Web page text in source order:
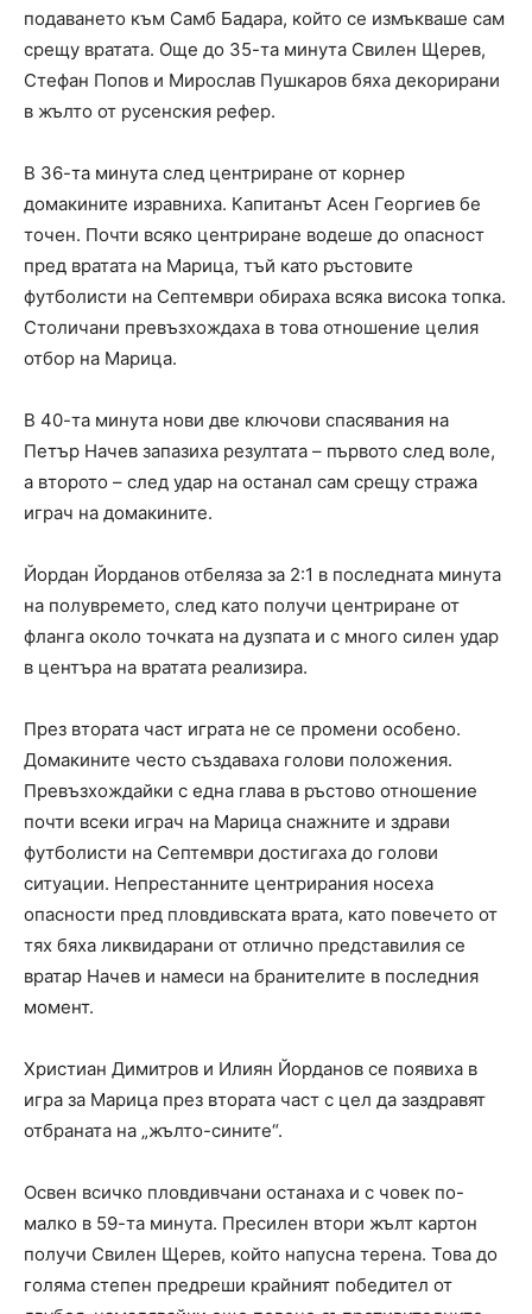
подаването към Самб Бадара, който се измъкваше сам
срещу вратата. Още до 35-та минута Свилен Щерев,
Стефан Попов и Мирослав Пушкаров бяха декорирани
в жълто от русенския рефер.
В 36-та минута след центриране от корнер
домакините изравниха. Капитанът Асен Георгиев бе
точен. Почти всяко центриране водеше до опасност
пред вратата на Марица, тъй като ръстовите
футболисти на Септември обираха всяка висока топка.
Столичани превъзхождаха в това отношение целия
отбор на Марица.
В 40-та минута нови две ключови спасявания на
Петър Начев запазиха резултата – първото след воле,
а второто – след удар на останал сам срещу стража
играч на домакините.
Йордан Йорданов отбеляза за 2:1 в последната минута
на полувремето, след като получи центриране от
фланга около точката на дузпата и с много силен удар
в центъра на вратата реализира.
През втората част играта не се промени особено.
Домакините често създаваха голови положения.
Превъзхождайки с една глава в ръстово отношение
почти всеки играч на Марица снажните и здрави
футболисти на Септември достигаха до голови
ситуации. Непрестанните центрирания носеха
опасности пред пловдивската врата, като повечето от
тях бяха ликвидарани от отлично представилия се
вратар Начев и намеси на бранителите в последния
момент.
Христиан Димитров и Илиян Йорданов се появиха в
игра за Марица през втората част с цел да заздравят
отбраната на „жълто-сините“.
Освен всичко пловдивчани останаха и с човек по-
малко в 59-та минута. Пресилен втори жълт картон
получи Свилен Щерев, който напусна терена. Това до
голяма степен предреши крайният победител от